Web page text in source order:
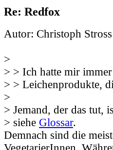
Re: Redfox
Autor: Christoph
>
> > Ich hatte mir
> > Leichenprodukte,
>
> Jemand, der das tut,
> siehe Glossar.
Demnach sind die